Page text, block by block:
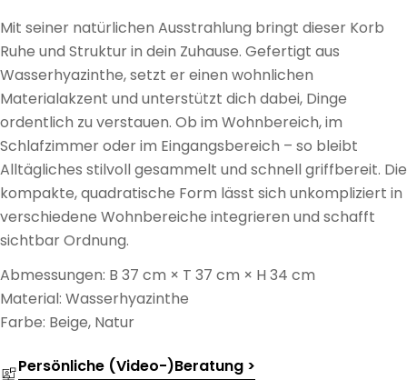
Mit seiner natürlichen Ausstrahlung bringt dieser Korb
Ruhe und Struktur in dein Zuhause. Gefertigt aus
Wasserhyazinthe, setzt er einen wohnlichen
Materialakzent und unterstützt dich dabei, Dinge
ordentlich zu verstauen. Ob im Wohnbereich, im
Schlafzimmer oder im Eingangsbereich – so bleibt
Alltägliches stilvoll gesammelt und schnell griffbereit. Die
kompakte, quadratische Form lässt sich unkompliziert in
verschiedene Wohnbereiche integrieren und schafft
sichtbar Ordnung.
Abmessungen: B 37 cm × T 37 cm × H 34 cm
Material: Wasserhyazinthe
Farbe: Beige, Natur
Persönliche (Video-)Beratung >